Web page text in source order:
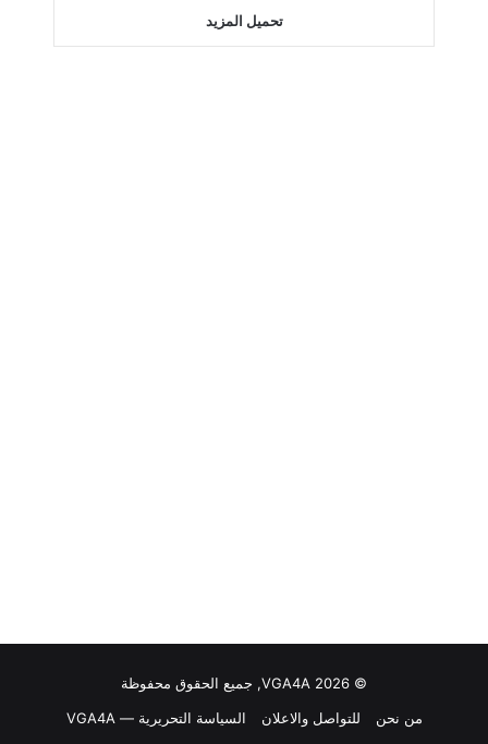
تحميل المزيد
© VGA4A 2026, جميع الحقوق محفوظة
من نحن
للتواصل والاعلان السياسة التحريرية — VGA4A